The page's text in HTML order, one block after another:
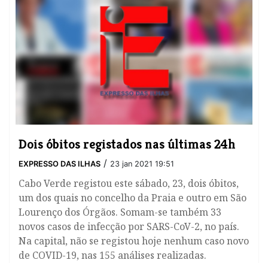
Dois óbitos registados nas últimas 24h
EXPRESSO DAS ILHAS / 23 jan 2021 19:51
Cabo Verde registou este sábado, 23, dois óbitos,
um dos quais no concelho da Praia e outro em São
Lourenço dos Órgãos. Somam-se também 33
novos casos de infecção por SARS-CoV-2, no país.
Na capital, não se registou hoje nenhum caso novo
de COVID-19, nas 155 análises realizadas.